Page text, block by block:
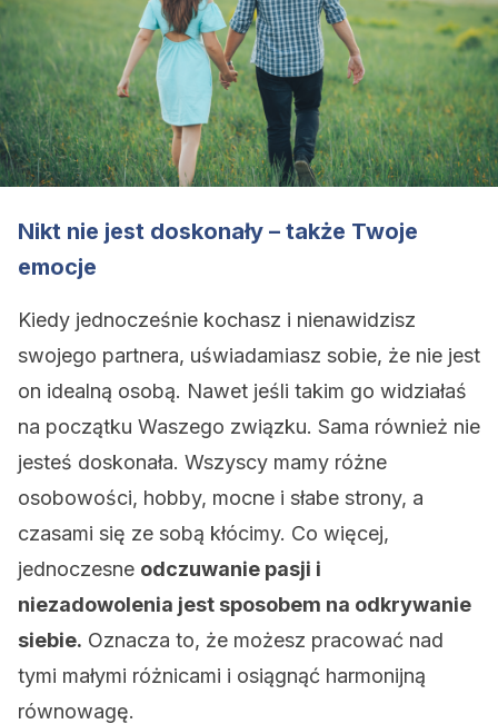
Nikt nie jest doskonały – także Twoje
emocje
Kiedy jednocześnie kochasz i nienawidzisz
swojego partnera, uświadamiasz sobie, że nie jest
on idealną osobą. Nawet jeśli takim go widziałaś
na początku Waszego związku. Sama również nie
jesteś doskonała. Wszyscy mamy różne
osobowości, hobby, mocne i słabe strony, a
czasami się ze sobą kłócimy. Co więcej,
jednoczesne odczuwanie pasji i
niezadowolenia jest sposobem na odkrywanie
siebie. Oznacza to, że możesz pracować nad
tymi małymi różnicami i osiągnąć harmonijną
równowagę.